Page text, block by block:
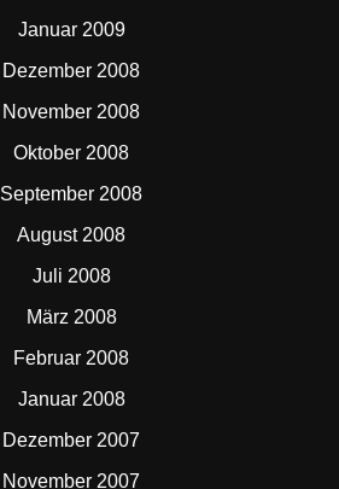
Januar 2009
Dezember 2008
November 2008
Oktober 2008
September 2008
August 2008
Juli 2008
März 2008
Februar 2008
Januar 2008
Dezember 2007
November 2007